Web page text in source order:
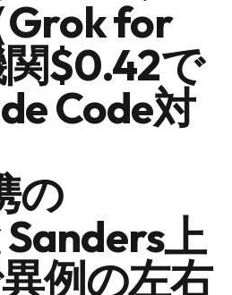
Grok for
$0.42で
Code対
の
上
例の左右